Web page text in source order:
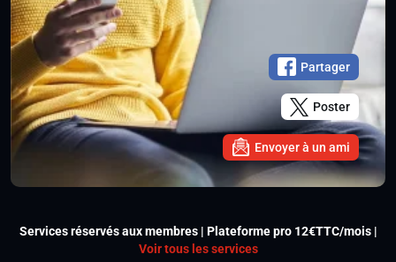
Partager
Poster
Envoyer à un ami
Services réservés aux membres | Plateforme pro 12€TTC/mois |
Voir tous les services